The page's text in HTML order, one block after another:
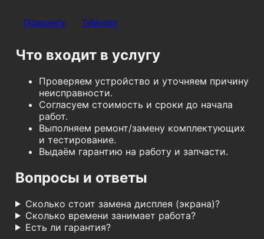
Позвонить Telegram
Что входит в услугу
Проверяем устройство и уточняем причину
неисправности.
Согласуем стоимость и сроки до начала
работ.
Выполняем ремонт/замену комплектующих
и тестирование.
Выдаём гарантию на работу и запчасти.
Вопросы и ответы
Сколько стоит замена дисплея (экрана)?
Сколько времени занимает работа?
Есть ли гарантия?